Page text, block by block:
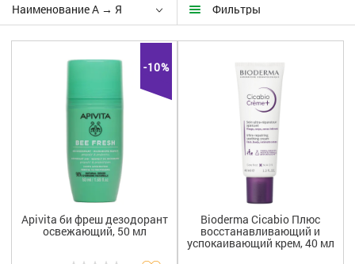
Гигиена
Изделия медицинского назначения
Планирование семьи
Ортопедия
Мама и малыш
Наименование А → Я Фильтры
-10%
Apivita би фреш дезодорант
освежающий, 50 мл
Bioderma Cicabio Плюс
восстанавливающий и
успокаивающий крем, 40 мл